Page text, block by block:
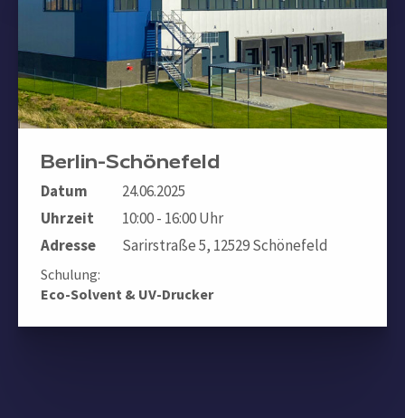
Berlin-Schönefeld
Datum
24.06.2025
Uhrzeit
10:00 - 16:00 Uhr
Adresse
Sarirstraße 5, 12529 Schönefeld
Schulung:
Eco-Solvent & UV-Drucker